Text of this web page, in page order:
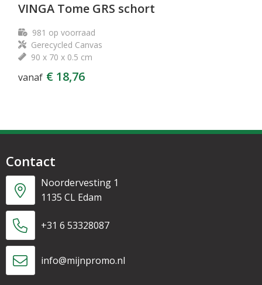
VINGA Tome GRS schort
981 op voorraad
Gerecycled Canvas
90 x 70 x 0.5 cm
vanaf € 18,76
Contact
Noordervesting 1
1135 CL Edam
+31 6 53328087
info@mijnpromo.nl